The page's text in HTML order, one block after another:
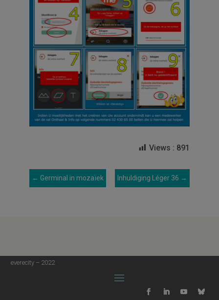
Views : 891
← Germinal in mozaïek Inhuldiging Léger 36 →
everecity – 2022